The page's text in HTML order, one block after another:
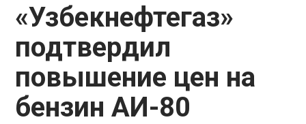
«Узбекнефтегаз»
подтвердил
повышение цен на
бензин АИ-80